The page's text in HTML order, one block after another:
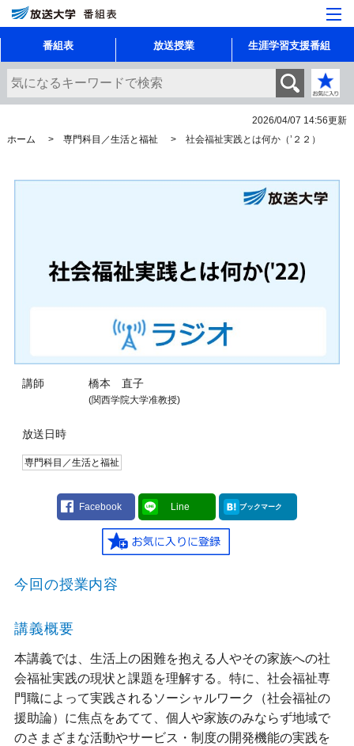
番組表 放送授業 生涯学習支援番組
2026/04/07 14:56更新
ホーム
専門科目／生活と福祉 社会福祉実践とは何か（’２２）
講師 橋本 直子
(関西学院大学准教授)
放送日時
専門科目／生活と福祉
Facebook Line ブックマーク
今回の授業内容
講義概要
本講義では、生活上の困難を抱える人やその家族への社
会福祉実践の現状と課題を理解する。特に、社会福祉専
門職によって実践されるソーシャルワーク（社会福祉の
援助論）に焦点をあてて、個人や家族のみならず地域で
のさまざまな活動やサービス・制度の開発機能の実践を